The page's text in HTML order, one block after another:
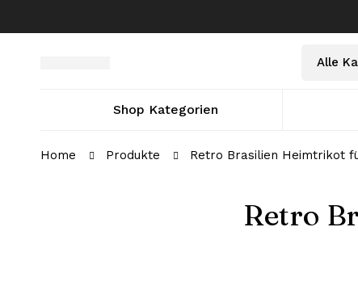
Shop Kategorien
Home Produkte Retro Brasilien Heimtrikot
Retro